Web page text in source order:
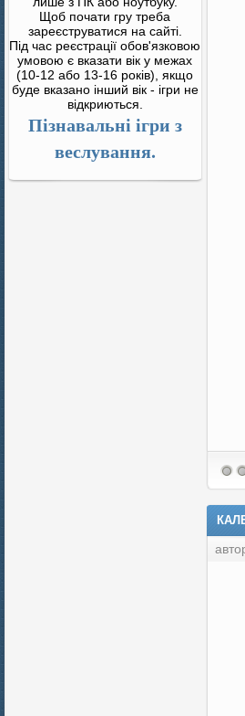
Щоб почати гру треба
зареєструватися на сайті.
Під час реєстрації обов'язковою
умовою є вказати вік у межах
(10-12 або 13-16 років), якщо
буде вказано інший вік - ігри не
відкриються.
Пізнавальні ігри з
веслування.